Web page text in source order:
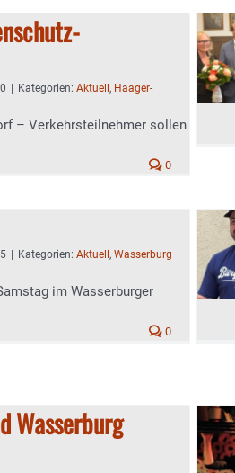
Kategorien: Aktuell , Haager-
– Verkehrsteilnehmer sollen
0
Kategorien: Aktuell , Wasserburg
im Wasserburger
0
Wasserburg